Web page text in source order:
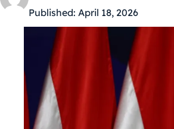
Published: April 18, 2026